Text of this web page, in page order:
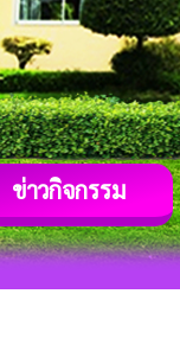
ข่าวกิจกรรม